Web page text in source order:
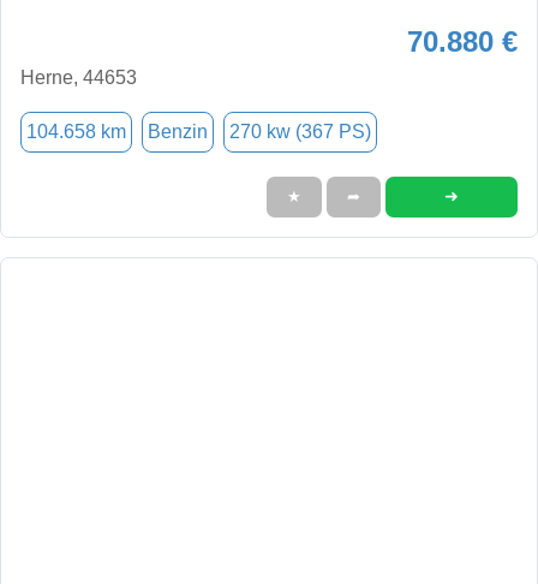
70.880 €
Herne, 44653
104.658 km Benzin 270 kw (367 PS)
★ ➦ ➜